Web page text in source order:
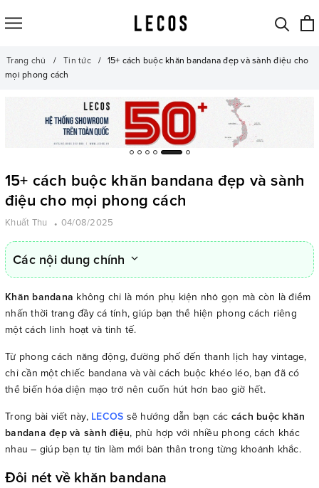
Trang chủ Tin tức
15+ cách buộc khăn bandana đẹp và sành điệu cho
mọi phong cách
15+ cách buộc khăn bandana đẹp và sành
điệu cho mọi phong cách
Khuất Thu 04/08/2025
Các nội dung chính
Khăn bandana không chỉ là món phụ kiện nhỏ gọn mà còn là điểm
nhấn thời trang đầy cá tính, giúp bạn thể hiện phong cách riêng
một cách linh hoạt và tinh tế.
Từ phong cách năng động, đường phố đến thanh lịch hay vintage,
chỉ cần một chiếc bandana và vài cách buộc khéo léo, bạn đã có
thể biến hóa diện mạo trở nên cuốn hút hơn bao giờ hết.
Trong bài viết này, LECOS sẽ hướng dẫn bạn các cách buộc khăn
bandana đẹp và sành điệu, phù hợp với nhiều phong cách khác
nhau – giúp bạn tự tin làm mới bản thân trong từng khoảnh khắc.
Đôi nét về khăn bandana